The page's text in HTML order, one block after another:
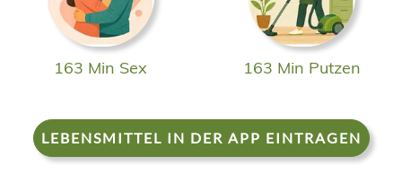
163 Min Sex 163 Min Putzen
LEBENSMITTEL IN DER APP EINTRAGEN